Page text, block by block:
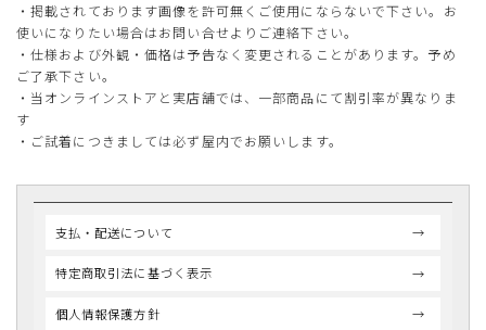
・掲載されております画像を許可無くご使用にならないで下さい。お
使いになりたい場合はお問い合せよりご連絡下さい。
・仕様および外観・価格は予告なく変更されることがあります。予め
ご了承下さい。
・当オンラインストアと実店舗では、一部商品にて割引率が異なりま
す
・ご試着につきましては必ず屋内でお願いします。
支払・配送について
特定商取引法に基づく表示
個人情報保護方針